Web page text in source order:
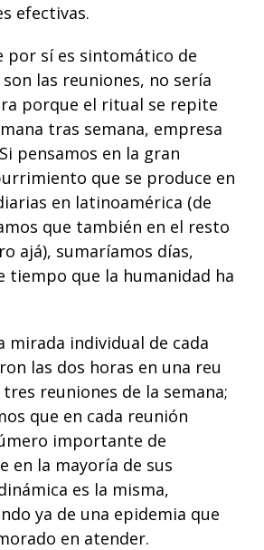
efectivas.
por sí es sintomático de
las reuniones, no sería
porque el ritual se repite
tras semana, empresa
pensamos en la gran
que se produce en
en latinoamérica (de
que también en el resto
ajá), sumaríamos días,
tiempo que la humanidad ha
mirada individual de cada
las dos horas en una reu
reuniones de la semana;
que en cada reunión
importante de
en la mayoría de sus
es la misma,
ya de una epidemia que
en atender.